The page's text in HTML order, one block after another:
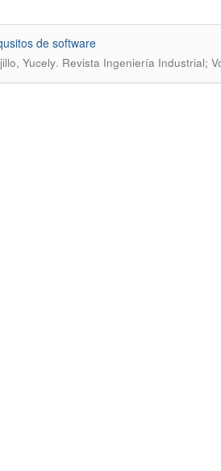
de software
Yucely. Revista Ingeniería Industrial;